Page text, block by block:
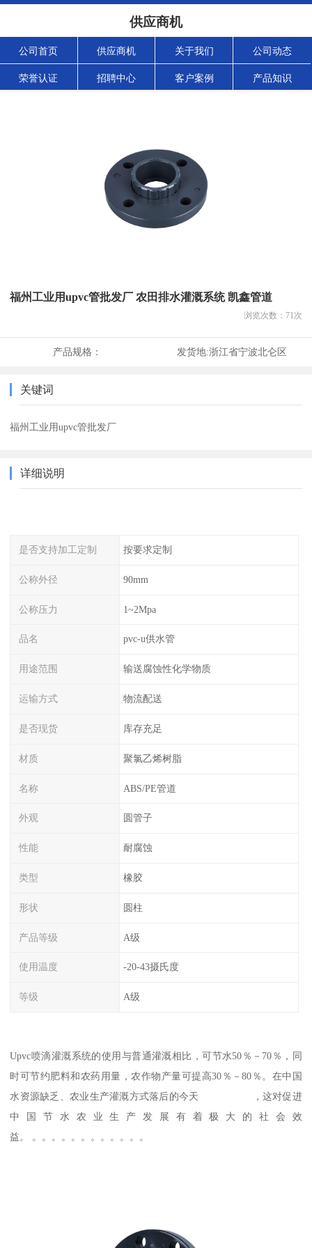
供应商机
公司首页 供应商机 关于我们 公司动态
荣誉认证 招聘中心 客户案例 产品知识
福州工业用upvc管批发厂 农田排水灌溉系统 凯鑫管道
浏览次数： 71次
产品规格： 发货地:浙江省宁波北仑区
关键词
福州工业用upvc管批发厂
详细说明
是否支持加工定制 按要求定制
公称外径 90mm
公称压力 1~2Mpa
品名 pvc-u供水管
用途范围 输送腐蚀性化学物质
运输方式 物流配送
是否现货 库存充足
材质 聚氯乙烯树脂
名称 ABS/PE管道
外观 圆管子
性能 耐腐蚀
类型 橡胶
形状 圆柱
产品等级 A级
使用温度 -20-43摄氏度
等级 A级
Upvc喷滴灌溉系统的使用与普通灌溉相比，可节水50％－70％，同
时可节约肥料和农药用量，农作物产量可提高30％－80％。在中国
水资源缺乏、农业生产灌溉方式落后的今天 ，这对促进
中国节水农业生产发展有着极大的社会效
益。 。。。。。。。。。。。。